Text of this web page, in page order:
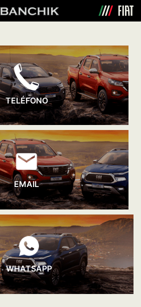
TELÉFONO
EMAIL
WHATSAPP